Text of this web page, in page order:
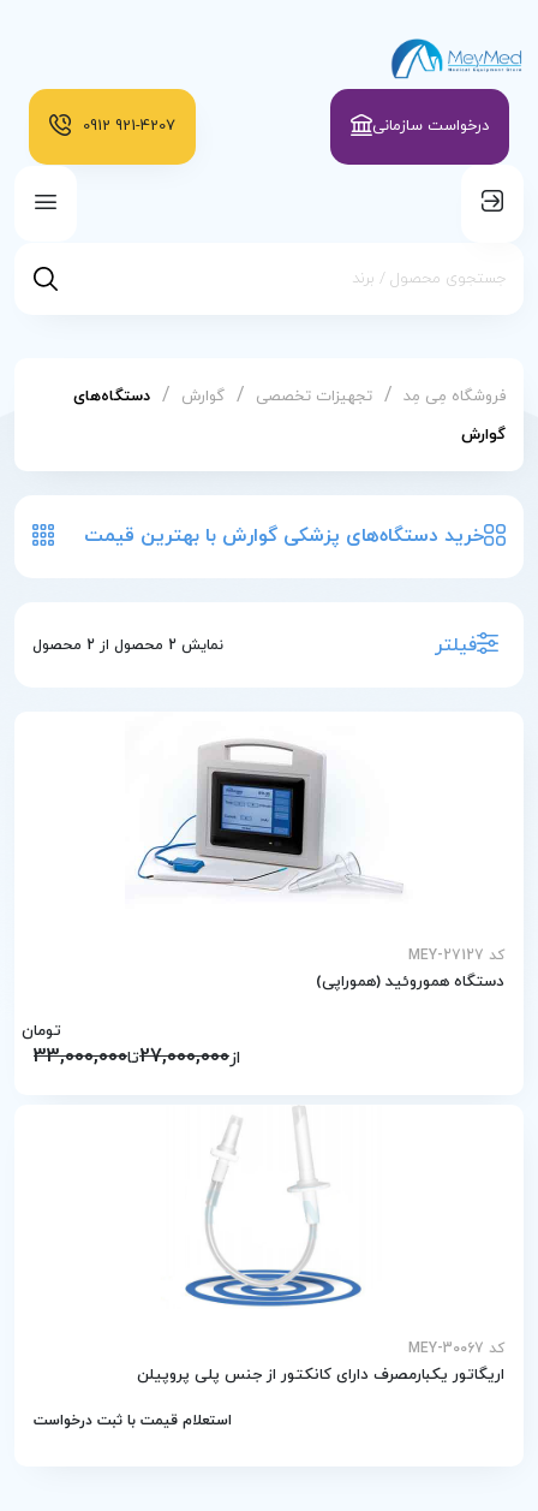
درخواست سازمانی 921-4207
0912
فروشگاه مِی مِد / تجهیزات تخصصی / گوارش / دستگاه‌های
گوارش
خرید دستگاه‌های پزشکی گوارش با بهترین قیمت
فیلتر نمایش 2 محصول از 2 محصول
کد MEY-27127
دستگاه هموروئید (هموراپی)
از27,000,000تا33,000,000
تومان
کد MEY-30067
اریگاتور یکبارمصرف دارای کانکتور از جنس پلی پروپیلن
استعلام قیمت با ثبت درخواست